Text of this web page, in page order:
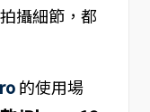
攝細節，都
的使用場